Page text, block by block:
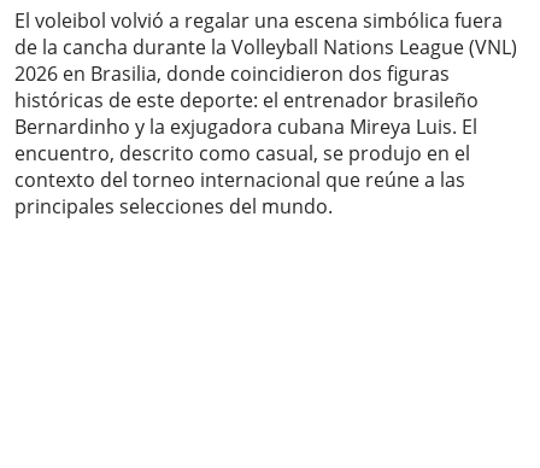
El voleibol volvió a regalar una escena simbólica fuera
de la cancha durante la Volleyball Nations League (VNL)
2026 en Brasilia, donde coincidieron dos figuras
históricas de este deporte: el entrenador brasileño
Bernardinho y la exjugadora cubana Mireya Luis. El
encuentro, descrito como casual, se produjo en el
contexto del torneo internacional que reúne a las
principales selecciones del mundo.